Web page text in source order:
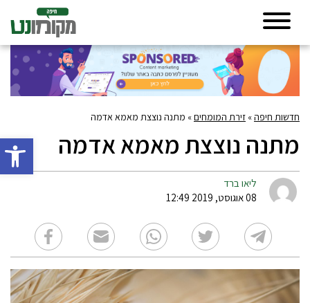
פתח
חדשות חיפה» זירת המומחים» מתנה נוצצת מאמא אדמה
מתנה נוצצת מאמא אדמה
ליאו ברד
08 אוגוסט, 2019 12:49